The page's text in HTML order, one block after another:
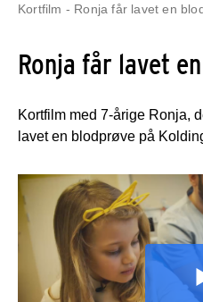
Kortfilm - Ronja får lavet en
Ronja får lavet
Kortfilm med 7-årige Ronja,
lavet en blodprøve på